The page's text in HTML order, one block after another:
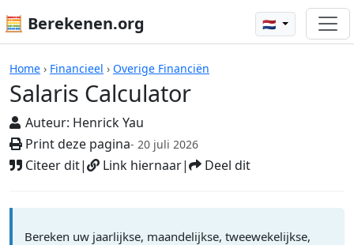
🧮 Berekenen.org 🇳🇱
Home › Financieel › Overige Financiën
Salaris Calculator
Auteur: Henrick Yau
Print deze pagina- 20 juli 2026
Citeer dit| Link hiernaar| Deel dit
Rekenmachines
Bereken uw jaarlijkse, maandelijkse, tweewekelijkse,